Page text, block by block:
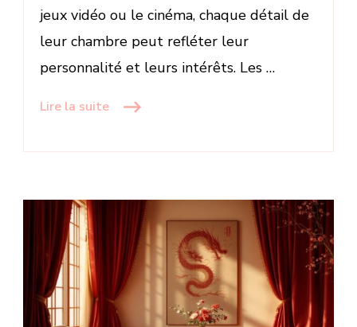
jeux vidéo ou le cinéma, chaque détail de
leur chambre peut refléter leur
personnalité et leurs intérêts. Les …
Lire la suite